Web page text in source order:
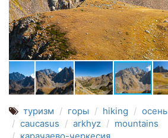
туризм горы hiking осень
caucasus
arkhyz
mountains